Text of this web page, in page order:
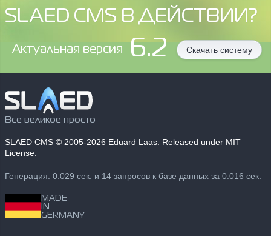
SLAED CMS В ДЕЙСТВИИ?
Aктуальная версия 6.2 Скачать систему
Все великое просто
SLAED CMS © 2005-2026 Eduard Laas. Released under MIT
License.
Генерация: 0.029 сек. и 14 запросов к базе данных за 0.016 сек.
MADE
IN
GERMANY